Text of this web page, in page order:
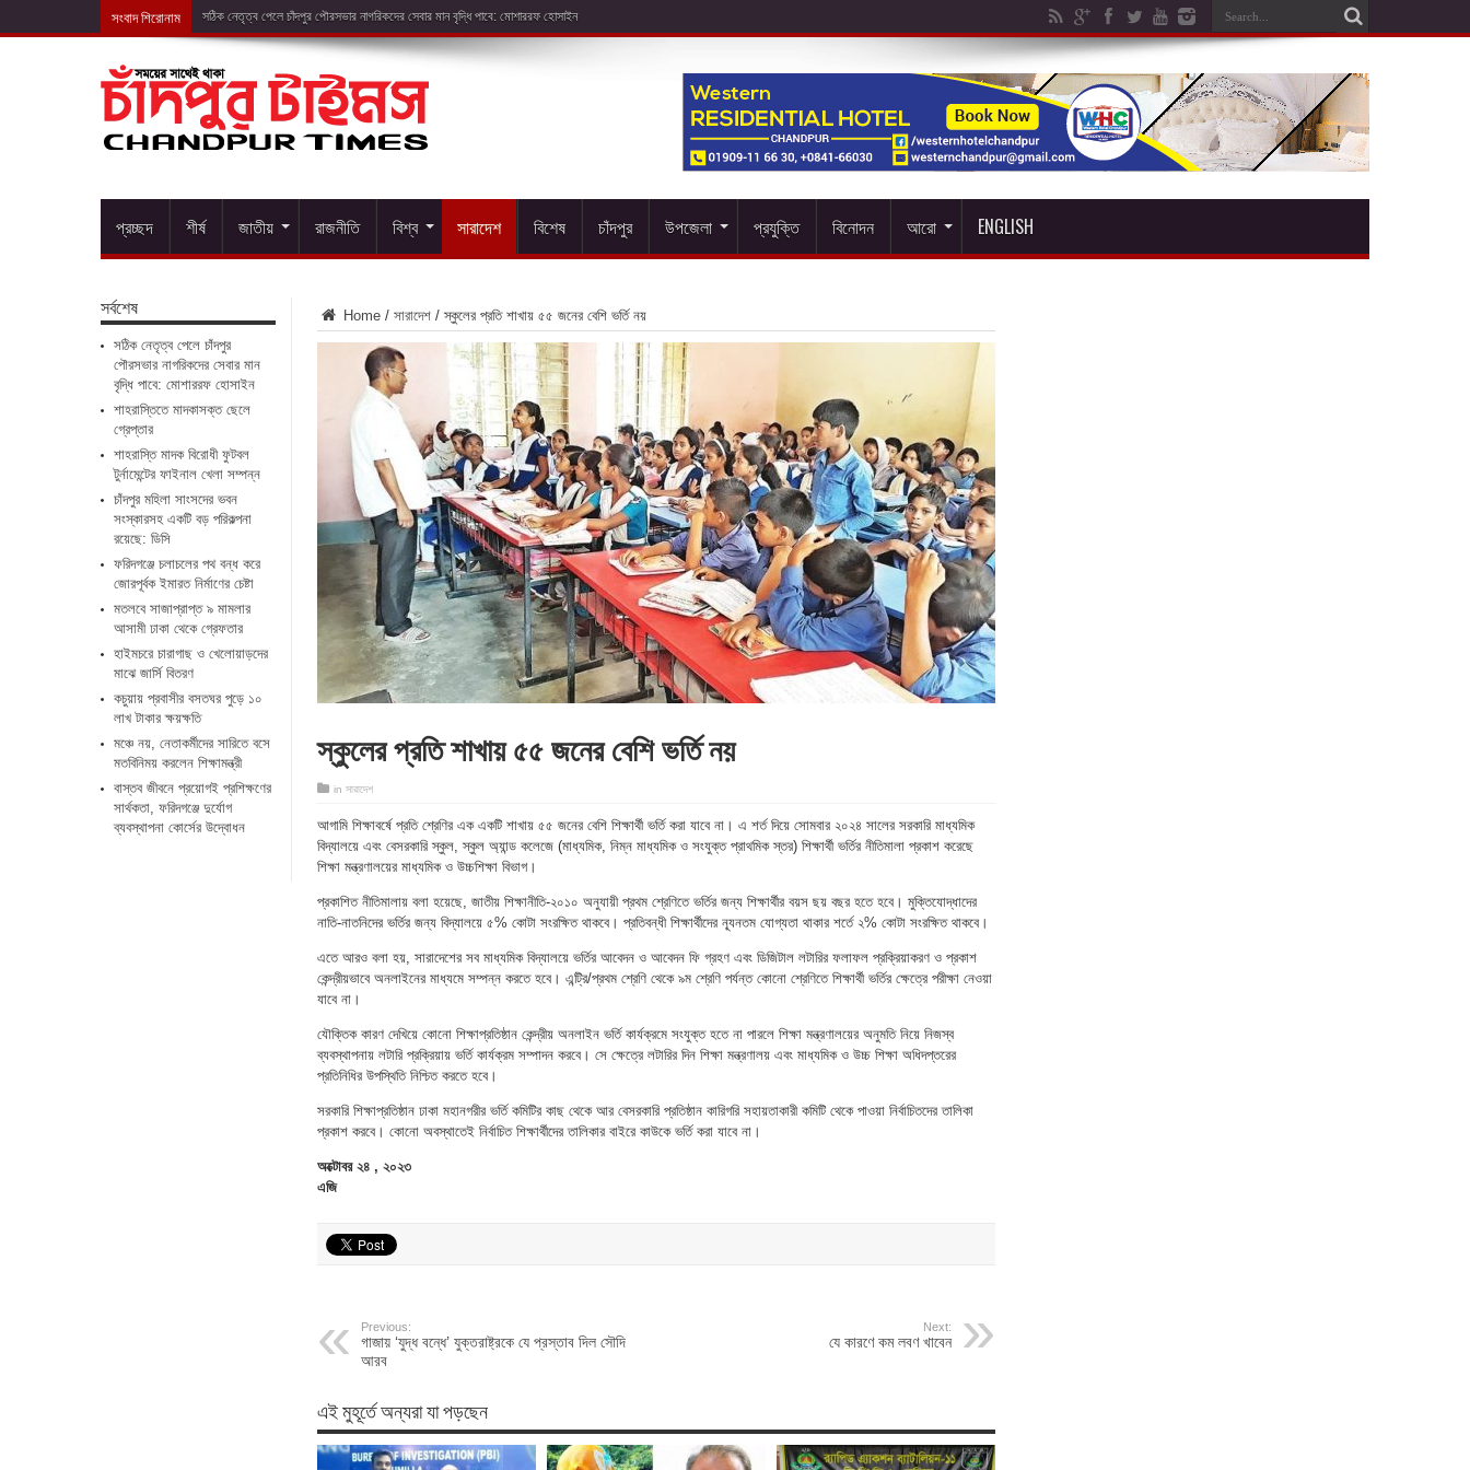
সংবাদ শিরোনাম শাহরাস্তিতে ম
প্রচ্ছদ শীর্ষ জাতীয় রাজনীতি বিশ্ব সারাদেশ বিশেষ চাঁদপুর উপজেলা প্রযুক্তি বিনোদন আরো ENGLISH
Home / সারাদেশ / স্কুলের প্রতি শাখায় ৫৫ জনের বেশি ভর্তি নয়
স্কুলের প্রতি শাখায় ৫৫ জনের বেশি ভর্তি নয়
in সারাদেশ
আগামি শিক্ষাবর্ষে প্রতি শ্রেণির এক একটি শাখায় ৫৫ জনের বেশি শিক্ষার্থী ভর্তি করা যাবে না। এ শর্ত দিয়ে সোমবার ২০২৪ সালের সরকারি মাধ্যমিক
বিদ্যালয়ে এবং বেসরকারি স্কুল, স্কুল অ্যান্ড কলেজে (মাধ্যমিক, নিম্ন মাধ্যমিক ও সংযুক্ত প্রাথমিক স্তর) শিক্ষার্থী ভর্তির নীতিমালা প্রকাশ করেছে
শিক্ষা মন্ত্রণালয়ের মাধ্যমিক ও উচ্চশিক্ষা বিভাগ।
প্রকাশিত নীতিমালায় বলা হয়েছে, জাতীয় শিক্ষানীতি-২০১০ অনুযায়ী প্রথম শ্রেণিতে ভর্তির জন্য শিক্ষার্থীর বয়স ছয় বছর হতে হবে। মুক্তিযোদ্ধাদের
নাতি-নাতনিদের ভর্তির জন্য বিদ্যালয়ে ৫% কোটা সংরক্ষিত থাকবে। প্রতিবন্ধী শিক্ষার্থীদের ন্যূনতম যোগ্যতা থাকার শর্তে ২% কোটা সংরক্ষিত থাকবে।
এতে আরও বলা হয়, সারাদেশের সব মাধ্যমিক বিদ্যালয়ে ভর্তির আবেদন ও আবেদন ফি গ্রহণ এবং ডিজিটাল লটারির ফলাফল প্রক্রিয়াকরণ ও প্রকাশ
কেন্দ্রীয়ভাবে অনলাইনের মাধ্যমে সম্পন্ন করতে হবে। এন্ট্রি/প্রথম শ্রেণি থেকে ৯ম শ্রেণি পর্যন্ত কোনো শ্রেণিতে শিক্ষার্থী ভর্তির ক্ষেত্রে পরীক্ষা নেওয়া
যাবে না।
যৌক্তিক কারণ দেখিয়ে কোনো শিক্ষাপ্রতিষ্ঠান কেন্দ্রীয় অনলাইন ভর্তি কার্যক্রমে সংযুক্ত হতে না পারলে শিক্ষা মন্ত্রণালয়ের অনুমতি নিয়ে নিজস্ব
ব্যবস্থাপনায় লটারি প্রক্রিয়ায় ভর্তি কার্যক্রম সম্পাদন করবে। সে ক্ষেত্রে লটারির দিন শিক্ষা মন্ত্রণালয় এবং মাধ্যমিক ও উচ্চ শিক্ষা অধিদপ্তরের
প্রতিনিধির উপস্থিতি নিশ্চিত করতে হবে।
সরকারি শিক্ষাপ্রতিষ্ঠান ঢাকা মহানগরীর ভর্তি কমিটির কাছ থেকে আর বেসরকারি প্রতিষ্ঠান কারিগরি সহায়তাকারী কমিটি থেকে পাওয়া নির্বাচিতদের তালিকা
প্রকাশ করবে। কোনো অবস্থাতেই নির্বাচিত শিক্ষার্থীদের তালিকার বাইরে কাউকে ভর্তি করা যাবে না।
অক্টোবর ২৪ , ২০২৩
এজি
Previous:
গাজায় ‘যুদ্ধ বন্ধে’ যুক্তরাষ্ট্রকে যে প্রস্তাব দিল সৌদি
আরব
Next:
যে কারণে কম লবণ খাবেন
এই মুহূর্তে অন্যরা যা পড়ছেন
সর্বশেষ
সঠিক নেতৃত্ব পেলে চাঁদপুর
পৌরসভার নাগরিকদের সেবার মান
বৃদ্ধি পাবে: মোশাররফ হোসাইন
শাহরাস্তিতে মাদকাসক্ত ছেলে
গ্রেপ্তার
শাহরাস্তি মাদক বিরোধী ফুটবল
টুর্নামেন্টের ফাইনাল খেলা সম্পন্ন
চাঁদপুর মহিলা সাংসদের ভবন
সংস্কারসহ একটি বড় পরিকল্পনা
রয়েছে: ডিসি
ফরিদগঞ্জে চলাচলের পথ বন্ধ করে
জোরপূর্বক ইমারত নির্মাণের চেষ্টা
মতলবে সাজাপ্রাপ্ত ৯ মামলার
আসামী ঢাকা থেকে গ্রেফতার
হাইমচরে চারাগাছ ও খেলোয়াড়দের
মাঝে জার্সি বিতরণ
কচুয়ায় প্রবাসীর বসতঘর পুড়ে ১০
লাখ টাকার ক্ষয়ক্ষতি
মঞ্চে নয়, নেতাকর্মীদের সারিতে বসে
মতবিনিময় করলেন শিক্ষামন্ত্রী
​বাস্তব জীবনে প্রয়োগই প্রশিক্ষণের
সার্থকতা, ফরিদগঞ্জে দুর্যোগ
ব্যবস্থাপনা কোর্সের উদ্বোধন